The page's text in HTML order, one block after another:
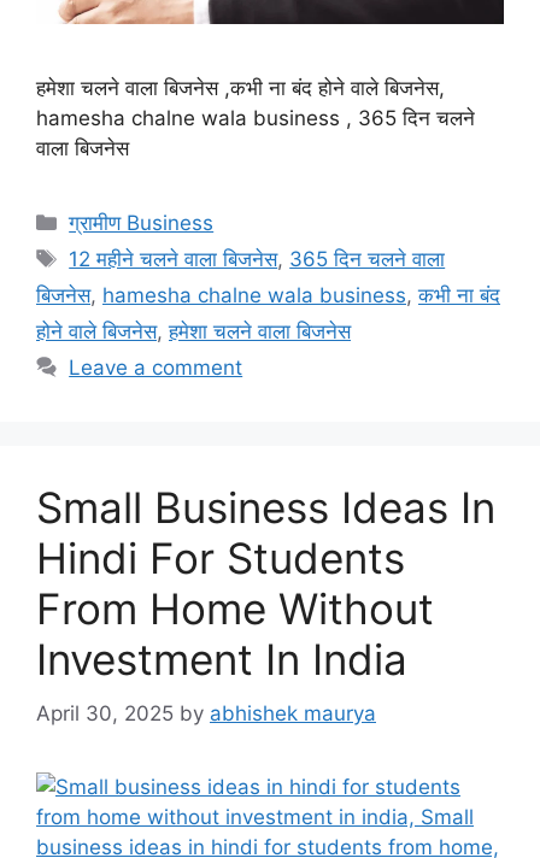
हमेशा चलने वाला बिजनेस ,कभी ना बंद होने वाले बिजनेस,
hamesha chalne wala business , 365 दिन चलने
वाला बिजनेस
Categories
ग्रामीण Business
Tags
12 महीने चलने वाला बिजनेस, 365 दिन चलने वाला
बिजनेस, hamesha chalne wala business,कभी ना बंद
होने वाले बिजनेस,हमेशा चलने वाला बिजनेस
Leave a comment
Small Business Ideas In
Hindi For Students
From Home Without
Investment In India
April 30, 2025 by abhishek maurya